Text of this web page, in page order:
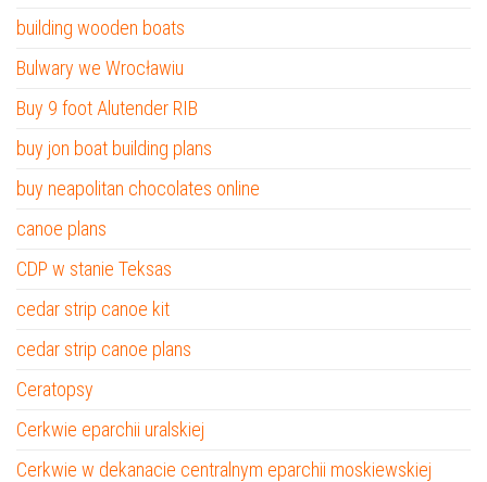
building wooden boats
Bulwary we Wrocławiu
Buy 9 foot Alutender RIB
buy jon boat building plans
buy neapolitan chocolates online
canoe plans
CDP w stanie Teksas
cedar strip canoe kit
cedar strip canoe plans
Ceratopsy
Cerkwie eparchii uralskiej
Cerkwie w dekanacie centralnym eparchii moskiewskiej